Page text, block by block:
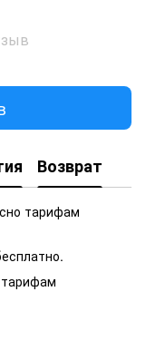
Возврат
тарифам